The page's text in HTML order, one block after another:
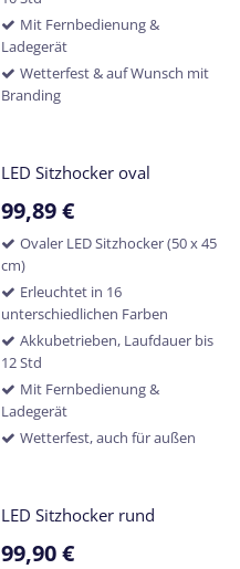
Mit Fernbedienung &
Ladegerät
Wetterfest & auf Wunsch mit
Branding
LED Sitzhocker oval
99,89€
Ovaler LED Sitzhocker (50 x 45
cm)
Erleuchtet in 16
unterschiedlichen Farben
Akkubetrieben, Laufdauer bis
12 Std
Mit Fernbedienung &
Ladegerät
Wetterfest, auch für außen
LED Sitzhocker rund
99,90€